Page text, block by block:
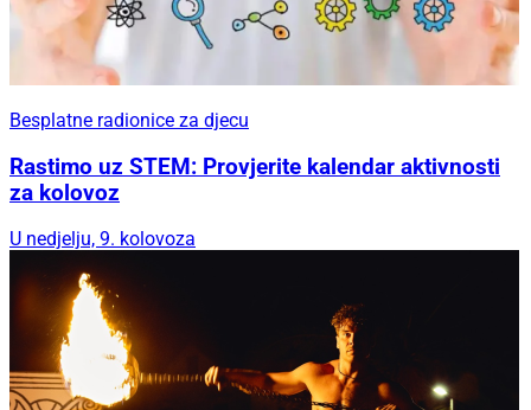
Besplatne radionice za djecu
Rastimo uz STEM: Provjerite kalendar aktivnosti
za kolovoz
U nedjelju, 9. kolovoza